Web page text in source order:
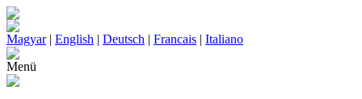
Magyar| English | Deutsch | Francais | Italiano
Menü